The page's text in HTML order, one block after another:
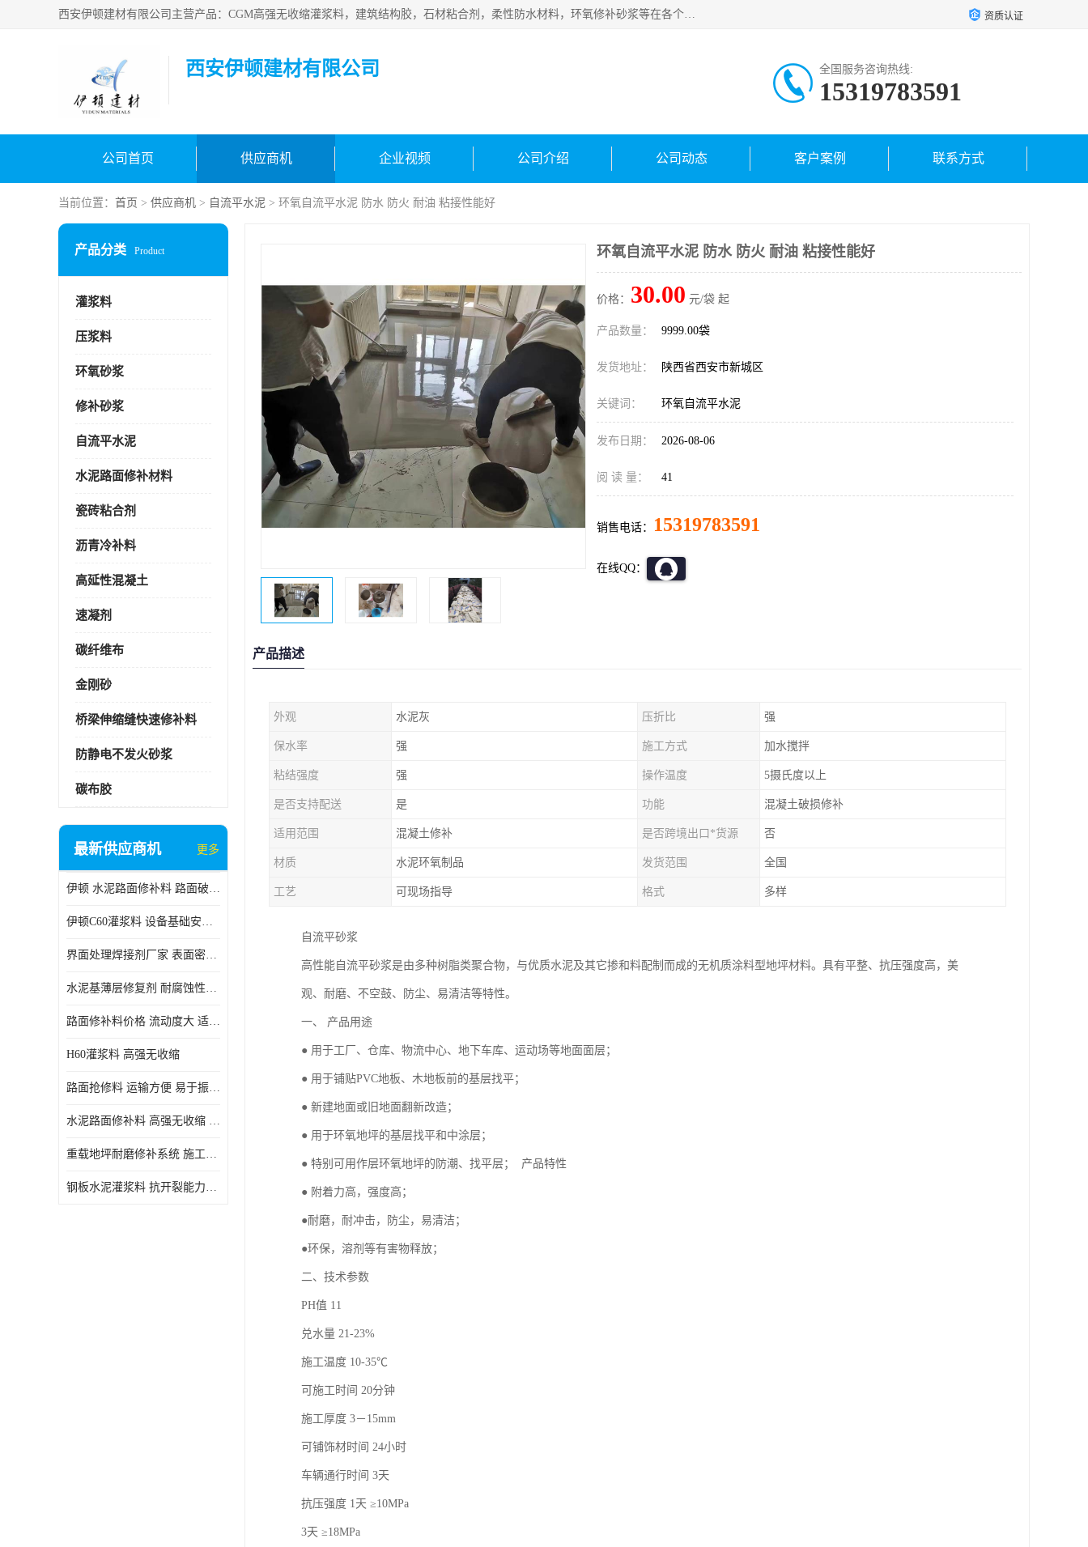
西安伊顿建材有限公司主营产品：CGM高强无收缩灌浆料，建筑结构胶，石材粘合剂，柔性防水材料，环氧修补砂浆等在各个行业得到了客户认可。 资质认证
西安伊顿建材有限公司 全国服务咨询热线:
15319783591
公司首页 供应商机 企业视频 公司介绍 公司动态 客户案例 联系方式
当前位置： 首页 > 供应商机 > 自流平水泥 > 环氧自流平水泥 防水 防火 耐油 粘接性能好
产品分类 Product
灌浆料
压浆料
环氧砂浆
修补砂浆
自流平水泥
水泥路面修补材料
瓷砖粘合剂
沥青冷补料
高延性混凝土
速凝剂
碳纤维布
金刚砂
桥梁伸缩缝快速修补料
防静电不发火砂浆
碳布胶
最新供应商机 更多
伊顿 水泥路面修补料 路面破损起皮快速修补 2小时通车
伊顿C60灌浆料 设备基础安装 梁柱改造加固二次灌浆料
界面处理焊接剂厂家 表面密实 良好的流动性
水泥基薄层修复剂 耐腐蚀性好 适用范围广
路面修补料价格 流动度大 适用范围广
H60灌浆料 高强无收缩
路面抢修料 运输方便 易于振捣密实
水泥路面修补料 高强无收缩 施工和易性好 强度高 韧性好
重载地坪耐磨修补系统 施工期短 易于振捣密实
钢板水泥灌浆料 抗开裂能力强 施工和易性好
环氧自流平水泥 防水 防火 耐油 粘接性能好
价格： 30.00 元/袋 起
产品数量： 9999.00袋
发货地址： 陕西省西安市新城区
关键词： 环氧自流平水泥
发布日期： 2026-08-06
阅 读 量： 41
销售电话： 15319783591
在线QQ：
产品描述
外观 水泥灰 压折比 强
保水率 强 施工方式 加水搅拌
粘结强度 强 操作温度 5摄氏度以上
是否支持配送 是 功能 混凝土破损修补
适用范围 混凝土修补 是否跨境出口*货源 否
材质 水泥环氧制品 发货范围 全国
工艺 可现场指导 格式 多样
自流平砂浆
高性能自流平砂浆是由多种树脂类聚合物，与优质水泥及其它掺和料配制而成的无机质涂料型地坪材料。具有平整、抗压强度高，美
观、耐磨、不空鼓、防尘、易清洁等特性。
一、 产品用途
● 用于工厂、仓库、物流中心、地下车库、运动场等地面面层；
● 用于铺贴PVC地板、木地板前的基层找平；
● 新建地面或旧地面翻新改造；
● 用于环氧地坪的基层找平和中涂层；
● 特别可用作层环氧地坪的防潮、找平层； 产品特性
● 附着力高，强度高；
●耐磨，耐冲击，防尘，易清洁；
●环保，溶剂等有害物释放；
二、技术参数
PH值 11
兑水量 21-23%
施工温度 10-35℃
可施工时间 20分钟
施工厚度 3－15mm
可铺饰材时间 24小时
车辆通行时间 3天
抗压强度 1天 ≥10MPa
3天 ≥18MPa